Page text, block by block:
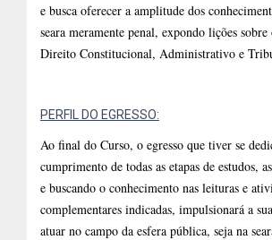
e busca oferecer a amplitude dos
seara meramente penal, expondo lições
Direito Constitucional, Administrativo e
PERFIL DO EGRESSO:
Ao final do Curso, o egresso que tiver se
cumprimento de todas as etapas de estudos,
e buscando o conhecimento nas leituras e
complementares indicadas, impulsionará a
atuar no campo da esfera pública, seja na